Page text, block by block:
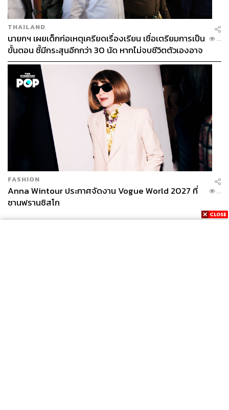
THAILAND
นายกฯ เผยเด็กก่อเหตุเครียดเรื่องเรียน เชื่อเตรียมการเป็น
ขั้นตอน ชี้มีกระสุนอีกกว่า 30 นัด หากไม่จบชีวิตตัวเองอาจ
สูญเสียเพิ่ม
...
FASHION
Anna Wintour ประกาศจัดงาน Vogue World 2027 ที่
ซานฟรานซิสโก
...